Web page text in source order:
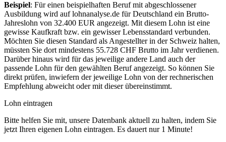
Beispiel: Für einen beispielhaften Beruf mit abgeschlossener
Ausbildung wird auf lohnanalyse.de für Deutschland ein Brutto-
Jahreslohn von 32.400 EUR angezeigt. Mit diesem Lohn ist eine
gewisse Kaufkraft bzw. ein gewisser Lebensstandard verbunden.
Möchten Sie diesen Standard als Angestellter in der Schweiz halten,
müssten Sie dort mindestens 55.728 CHF Brutto im Jahr verdienen.
Darüber hinaus wird für das jeweilige andere Land auch der
passende Lohn für den gewählten Beruf angezeigt. So können Sie
direkt prüfen, inwiefern der jeweilige Lohn von der rechnerischen
Empfehlung abweicht oder mit dieser übereinstimmt.
Lohn eintragen
Bitte helfen Sie mit, unsere Datenbank aktuell zu halten, indem Sie
jetzt Ihren eigenen Lohn eintragen. Es dauert nur 1 Minute!